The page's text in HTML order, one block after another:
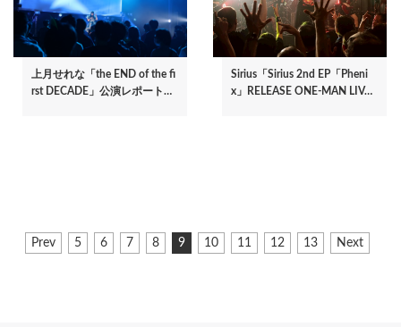
上月せれな「the END of the fi
rst DECADE」公演レポート…
Sirius「Sirius 2nd EP「Pheni
x」RELEASE ONE-MAN LIV…
ペ
ー
前
Prev
ペ
5
ペ
6
ペ
7
ペ
8
カ
9
ペ
10
ペ
11
ペ
12
ペ
13
次
Next